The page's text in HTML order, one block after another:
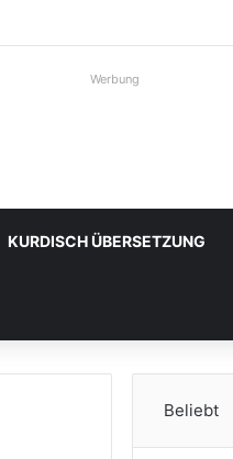
Werbung
KURDISCH ÜBERSETZUNG
Beliebt